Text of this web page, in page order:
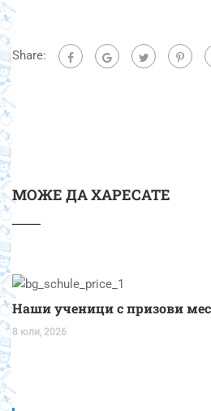
Share:
МОЖЕ ДА ХАРЕСАТЕ
8 юли, 2026